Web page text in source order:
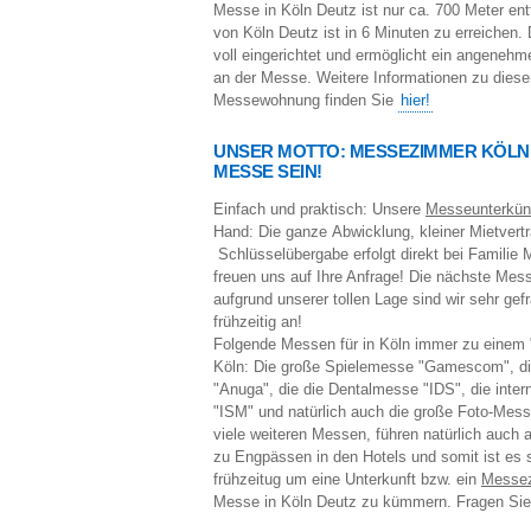
Messe in Köln Deutz ist nur ca. 700 Meter
von Köln Deutz ist in 6 Minuten zu erreichen.
voll eingerichtet und ermöglicht ein
an der Messe. Weitere Informationen zu
Messewohnung finden Sie hier!
UNSER MOTTO: MESSEZIMMER
MESSE SEIN!
Einfach und praktisch: Unsere
Hand: Die ganze Abwicklung, kleiner
Schlüsselübergabe erfolgt direkt bei Familie
freuen uns auf Ihre Anfrage! Die nächste
aufgrund unserer tollen Lage sind wir sehr
frühzeitig an!
Folgende Messen für in Köln immer zu
Köln: Die große Spielemesse "Gamescom",
"Anuga", die die Dentalmesse "IDS", die
"ISM" und natürlich auch die große Foto-
viele weiteren Messen, führen natürlich auch
zu Engpässen in den Hotels und somit ist es
frühzeitug um eine Unterkunft bzw. ein
Messe in Köln Deutz zu kümmern. Fragen